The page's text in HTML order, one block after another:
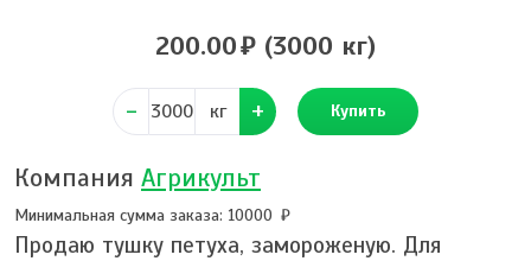
200.00 (3000 кг)
кг Купить
Компания Агрикульт
Минимальная сумма заказа: 10000
Продаю тушку петуха, замороженую. Для